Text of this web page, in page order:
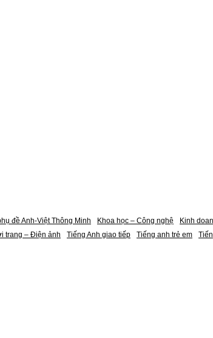
đề Anh-Việt Thông Minh Khoa học – Công nghệ
Kinh
trang – Điện ảnh Tiếng Anh giao tiếp Tiếng anh trẻ em